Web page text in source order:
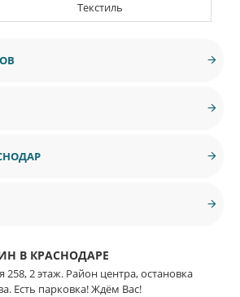
Текстиль
В КРАСНОДАРЕ
258, 2 этаж. Район центра, остановка
Есть парковка! Ждём Вас!